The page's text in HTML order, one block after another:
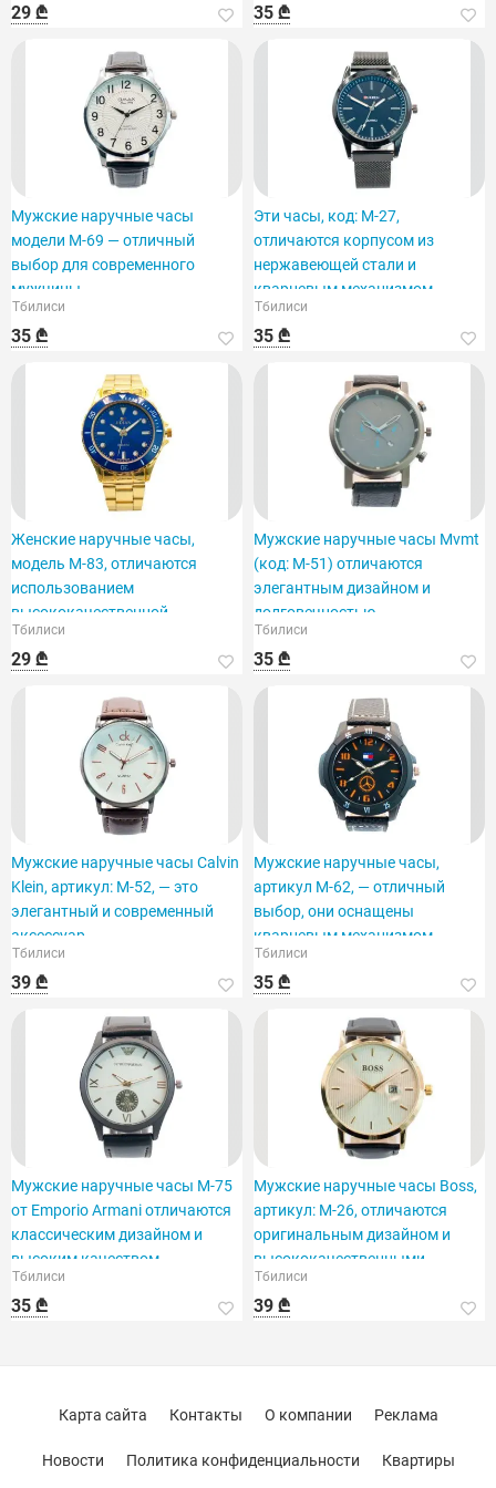
29 ₾ 35 ₾
Мужские наручные часы
модели M-69 — отличный
выбор для современного
мужчины.
Тбилиси
35 ₾
Эти часы, код: M-27,
отличаются корпусом из
нержавеющей стали и
кварцевым механизмом.
Тбилиси
35 ₾
Женские наручные часы,
модель M-83, отличаются
использованием
высококачественной
нержавеющей стали.
Тбилиси
29 ₾
Мужские наручные часы Mvmt
(код: M-51) отличаются
элегантным дизайном и
долговечностью.
Тбилиси
35 ₾
Мужские наручные часы Calvin
Klein, артикул: M-52, — это
элегантный и современный
аксессуар.
Тбилиси
39 ₾
Мужские наручные часы,
артикул M-62, — отличный
выбор, они оснащены
кварцевым механизмом.
Тбилиси
35 ₾
Мужские наручные часы M-75
от Emporio Armani отличаются
классическим дизайном и
высоким качеством.
Тбилиси
35 ₾
Мужские наручные часы Boss,
артикул: M-26, отличаются
оригинальным дизайном и
высококачественными
материалами.
Тбилиси
39 ₾
Карта сайта Контакты О компании Реклама
Новости Политика конфиденциальности Квартиры